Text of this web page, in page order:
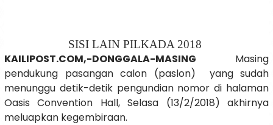
SISI LAIN PILKADA 2018
KAILIPOST.COM,-DONGGALA-MASING Masing
pendukung pasangan calon (paslon) yang sudah
menunggu detik-detik pengundian nomor di halaman
Oasis Convention Hall, Selasa (13/2/2018) akhirnya
meluapkan kegembiraan.